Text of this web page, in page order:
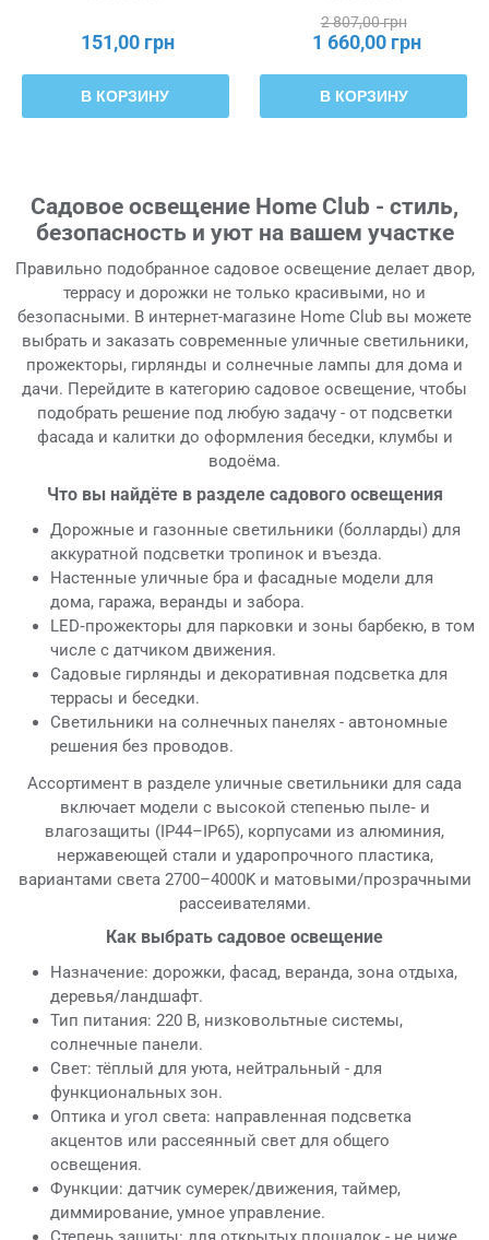
151,00 грн
В КОРЗИНУ
2 807,00 грн
1 660,00 грн
В КОРЗИНУ
Садовое освещение Home Club - стиль,
безопасность и уют на вашем участке
Правильно подобранное садовое освещение делает двор,
террасу и дорожки не только красивыми, но и
безопасными. В интернет-магазине Home Club вы можете
выбрать и заказать современные уличные светильники,
прожекторы, гирлянды и солнечные лампы для дома и
дачи. Перейдите в категорию садовое освещение, чтобы
подобрать решение под любую задачу - от подсветки
фасада и калитки до оформления беседки, клумбы и
водоёма.
Что вы найдёте в разделе садового освещения
Дорожные и газонные светильники (болларды) для
аккуратной подсветки тропинок и въезда.
Настенные уличные бра и фасадные модели для
дома, гаража, веранды и забора.
LED‑прожекторы для парковки и зоны барбекю, в том
числе с датчиком движения.
Садовые гирлянды и декоративная подсветка для
террасы и беседки.
Светильники на солнечных панелях - автономные
решения без проводов.
Ассортимент в разделе уличные светильники для сада
включает модели с высокой степенью пыле‑ и
влагозащиты (IP44–IP65), корпусами из алюминия,
нержавеющей стали и ударопрочного пластика,
вариантами света 2700–4000K и матовыми/прозрачными
рассеивателями.
Как выбрать садовое освещение
Назначение: дорожки, фасад, веранда, зона отдыха,
деревья/ландшафт.
Тип питания: 220 В, низковольтные системы,
солнечные панели.
Свет: тёплый для уюта, нейтральный - для
функциональных зон.
Оптика и угол света: направленная подсветка
акцентов или рассеянный свет для общего
освещения.
Функции: датчик сумерек/движения, таймер,
диммирование, умное управление.